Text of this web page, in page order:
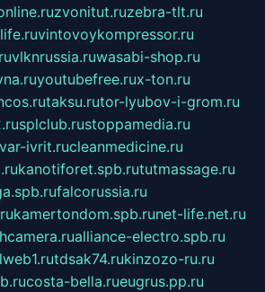
zvonitut.ruzebra-tlt.ru
vintovoykompressor.ru
vlknrussia.ruwasabi-shop.ru
youtubefree.rux-ton.ru
taksu.rutor-lyubov-i-grom.ru
splclub.rustoppamedia.ru
ivrit.rucleanmedicine.ru
kanotiforet.spb.rututmassage.ru
falcorussia.ru
kamertondom.spb.runet-life.net.ru
alliance-electro.spb.ru
tdsak74.rukinzozo-ru.ru
costa-bella.rueugrus.pp.ru